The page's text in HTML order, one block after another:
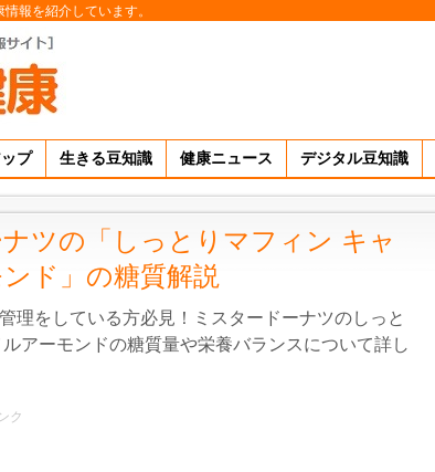
報を紹介しています。
プ 生きる豆知識 健康ニュース デジタル豆知識
ツの「しっとりマフィン キャ
ド」の糖質解説
理をしている方必見！ミスタードーナツのしっと
アーモンドの糖質量や栄養バランスについて詳し
ク